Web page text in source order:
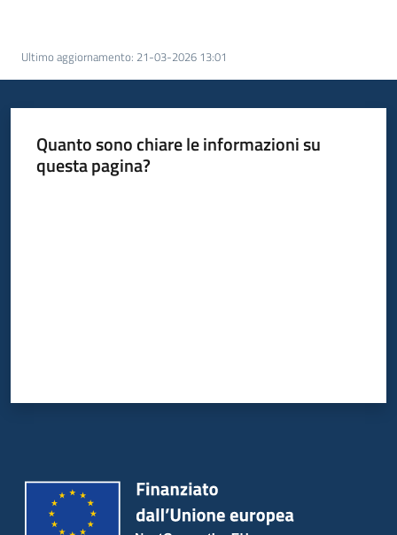
Ultimo aggiornamento: 21-03-2026 13:01
Quanto sono chiare le informazioni su
questa pagina?